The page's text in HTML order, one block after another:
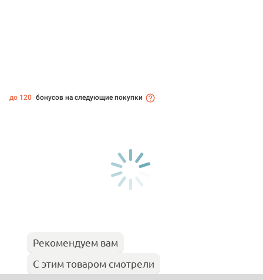
до 120 бонусов на следующие покупки
Рекомендуем вам
С этим товаром смотрели